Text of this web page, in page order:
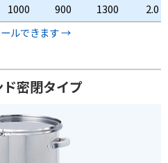
1000 900 1300
2.0
ルできます →
密閉タイプ